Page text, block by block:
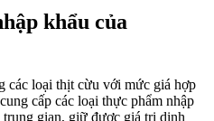
khẩu của
các loại thịt cừu với mức giá hợp
cấp các loại thực phẩm nhập
gian, giữ được giá trị dinh